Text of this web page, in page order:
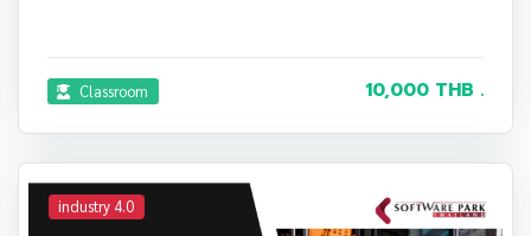
Classroom 10,000 THB .
industry 4.0